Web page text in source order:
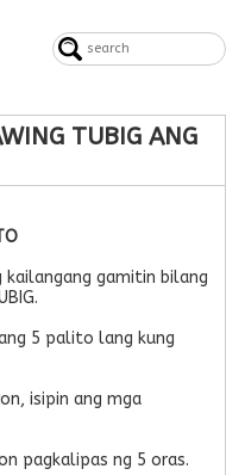
TUBIG ANG
gamitin bilang
5 palito lang kung
isipin ang mga
pagkalipas ng 5 oras.